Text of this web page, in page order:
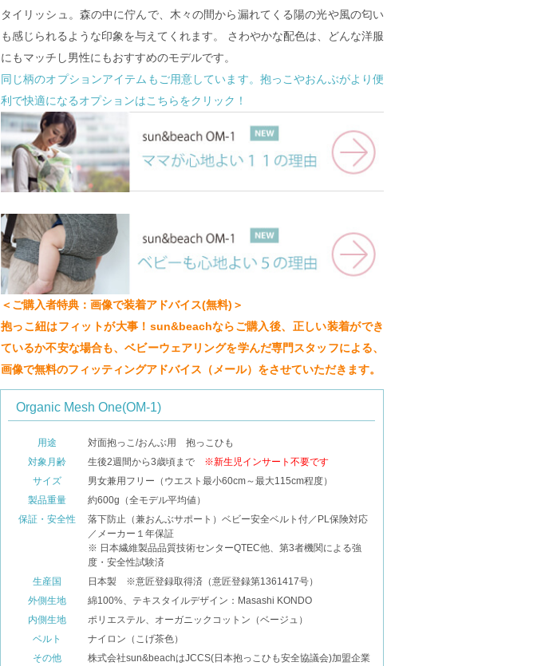
タイリッシュ。森の中に佇んで、木々の間から漏れてくる陽の光や風の匂い
も感じられるような印象を与えてくれます。 さわやかな配色は、どんな洋服
にもマッチし男性にもおすすめのモデルです。
同じ柄のオプションアイテムもご用意しています。抱っこやおんぶがより便
利で快適になるオプションはこちらをクリック！
＜ご購入者特典：画像で装着アドバイス(無料)＞
抱っこ紐はフィットが大事！sun&beachならご購入後、正しい装着ができ
ているか不安な場合も、ベビーウェアリングを学んだ専門スタッフによる、
画像で無料のフィッティングアドバイス（メール）をさせていただきます。
Organic Mesh One(OM-1)
用途
対面抱っこ/おんぶ用 抱っこひも
対象月齢
生後2週間から3歳頃まで ※新生児インサート不要です
サイズ
男女兼用フリー（ウエスト最小60cm～最大115cm程度）
製品重量
約600g（全モデル平均値）
保証・安全性
落下防止（兼おんぶサポート）ベビー安全ベルト付／PL保険対応
／メーカー１年保証
※ 日本繊維製品品質技術センターQTEC他、第3者機関による強
度・安全性試験済
生産国
日本製 ※意匠登録取得済（意匠登録第1361417号）
外側生地
綿100%、テキスタイルデザイン：Masashi KONDO
内側生地
ポリエステル、オーガニックコットン（ベージュ）
ベルト
ナイロン（こげ茶色）
その他
株式会社sun&beachはJCCS(日本抱っこひも安全協議会)加盟企業